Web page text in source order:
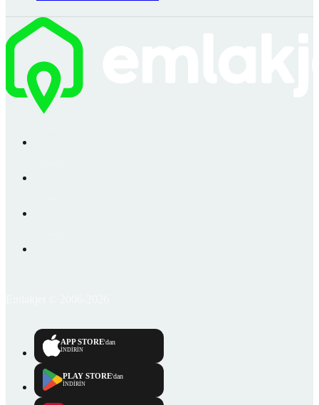
APP STORE'dan
İNDİRİN
PLAY STORE'dan
İNDİRİN